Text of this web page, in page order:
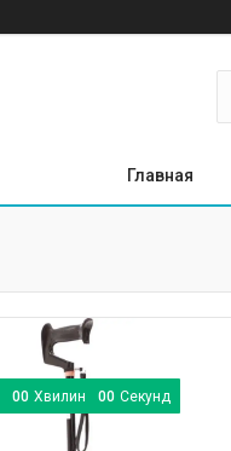
Главная
00 Хвилин 00 Секунд